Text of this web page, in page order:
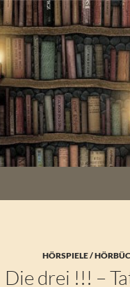
HÖRSPIELE /
Die drei !!! –